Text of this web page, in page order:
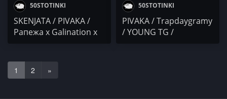
50STOTINKI
SKENJATA / PIVAKA /
Рапежа x Galination x
срещу ЧЕЧЕНЕЦА
50STOTINKI
PIVAKA / Trapdaygramy
/ YOUNG TG /
1 2 »